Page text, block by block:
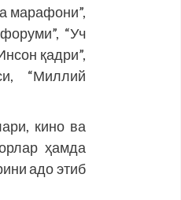
марафони”,
“Уч
қадри”,
“Миллий
кино ва
ҳамда
адо этиб